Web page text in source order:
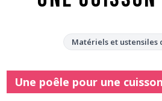
Matériels et ustensiles
Une poêle pour une